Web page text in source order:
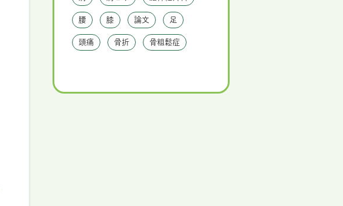
腰 膝 論文 足
頭痛 骨折 骨粗鬆症